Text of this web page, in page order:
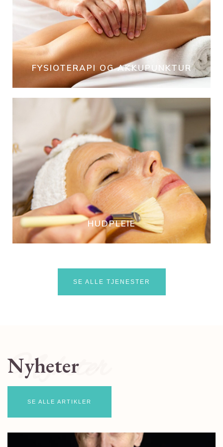
FYSIOTERAPI OG AKKUPUNKTUR
HUDPLEIE
SE ALLE TJENESTER
Nyheter
Nyheter
SE ALLE ARTIKLER